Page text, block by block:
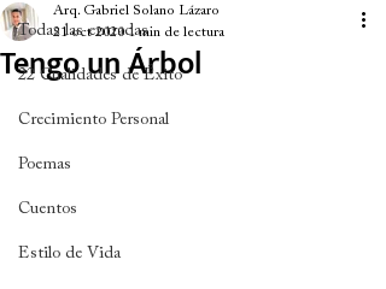
Todas las entradas
22 Cualidades de Éxito
Crecimiento Personal
Poemas
Cuentos
Estilo de Vida
Tengo un Árbol
Arq. Gabriel Solano Lázaro
21 oct 2020 1 min de lectura